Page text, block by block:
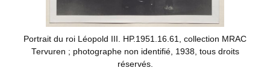
Portrait du roi Léopold III. HP.1951.16.61, collection MRAC
Tervuren ; photographe non identifié, 1938, tous droits
réservés.